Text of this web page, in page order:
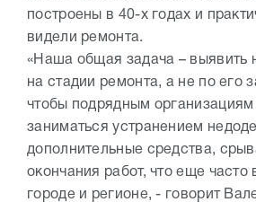
построены в 40-х годах и
видели ремонта.
«Наша общая задача – выявить
на стадии ремонта, а не по его
чтобы подрядным
заниматься устранением
дополнительные средства,
окончания работ, что еще часто
городе и регионе, - говорит